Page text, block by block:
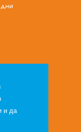
и да